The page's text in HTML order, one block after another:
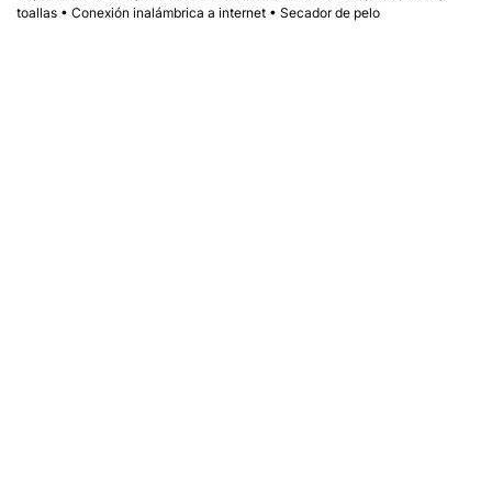
toallas • Conexión inalámbrica a internet • Secador de pelo